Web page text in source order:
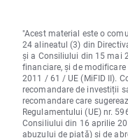
"Acest material este o
24 alineatul (3) din
și a Consiliului din 15 mai
financiare, și de
2011 / 61 / UE (MiFID II).
recomandare de investiții
recomandare care
Regulamentului (UE) nr.
Consiliului din 16 aprilie
abuzului de piață) și de